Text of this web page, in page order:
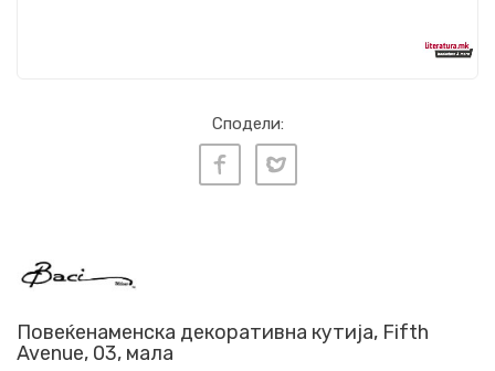
Сподели:
Повеќенаменска декоративна кутија, Fifth
Avenue, 03, мала